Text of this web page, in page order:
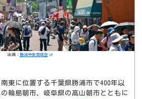
出典： 勝浦中央商店会
東に位置する千葉県勝浦市で400年以
輪島朝市、岐阜県の高山朝市とともに